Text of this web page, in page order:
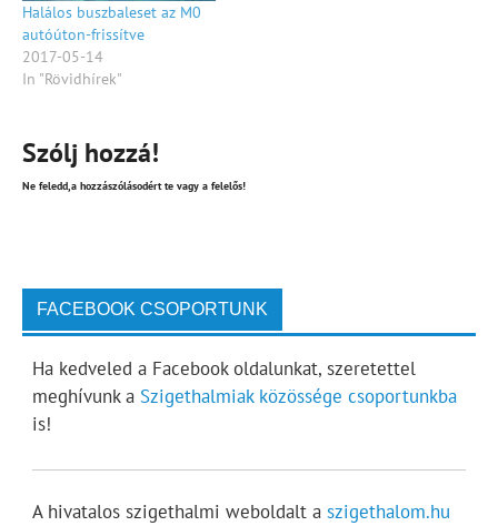
Halálos buszbaleset az M0
autóúton-frissítve
2017-05-14
In "Rövidhírek"
Szólj hozzá!
Ne feledd,a hozzászólásodért te vagy a felelős!
FACEBOOK CSOPORTUNK
Ha kedveled a Facebook oldalunkat, szeretettel
meghívunk a Szigethalmiak közössége csoportunkba
is!
A hivatalos szigethalmi weboldalt a szigethalom.hu